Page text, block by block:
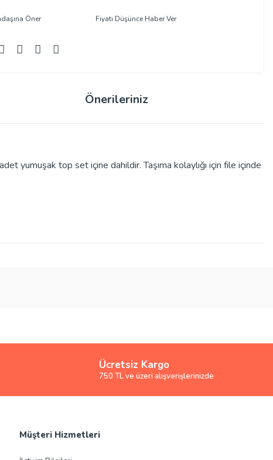
Öner Fiyatı Düşünce Haber Ver
Önerileriniz
yumuşak top set içine dahildir. Taşıma kolaylığı için file içinde
Ücretsiz Kargo
750 TL ve üzeri alışverişlerinizde
Müşteri Hizmetleri